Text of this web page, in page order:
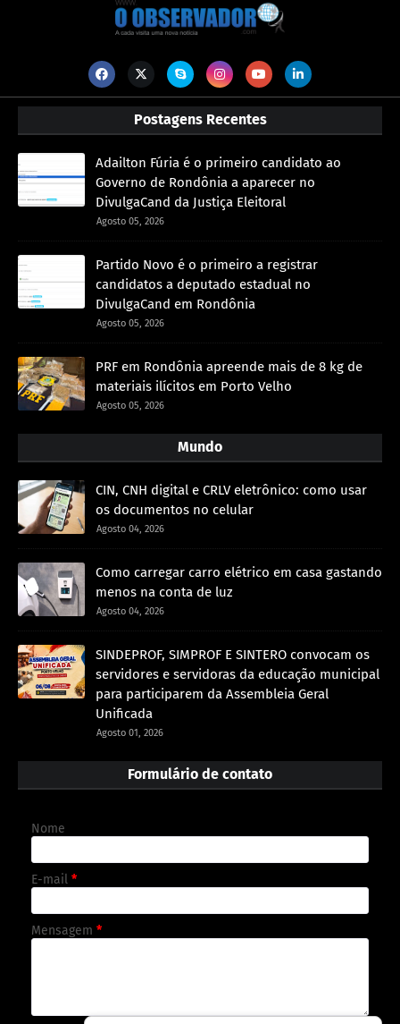
Postagens Recentes
Adailton Fúria é o primeiro candidato ao
Governo de Rondônia a aparecer no
DivulgaCand da Justiça Eleitoral
Agosto 05, 2026
Partido Novo é o primeiro a registrar
candidatos a deputado estadual no
DivulgaCand em Rondônia
Agosto 05, 2026
PRF em Rondônia apreende mais de 8 kg de
materiais ilícitos em Porto Velho
Agosto 05, 2026
Mundo
CIN, CNH digital e CRLV eletrônico: como usar
os documentos no celular
Agosto 04, 2026
Como carregar carro elétrico em casa gastando
menos na conta de luz
Agosto 04, 2026
SINDEPROF, SIMPROF E SINTERO convocam os
servidores e servidoras da educação municipal
para participarem da Assembleia Geral
Unificada
Agosto 01, 2026
Formulário de contato
Nome
E-mail *
Mensagem *